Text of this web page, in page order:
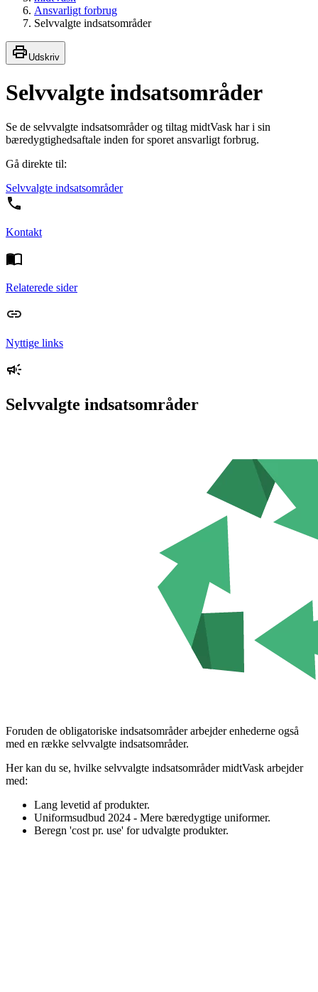
Ansvarligt forbrug
Selvvalgte indsatsområder
Udskriv
Selvvalgte indsatsområder
Se de selvvalgte indsatsområder og tiltag midtVask har i sin
bæredygtighedsaftale inden for sporet ansvarligt forbrug.
Gå direkte til:
Selvvalgte indsatsområder
Kontakt
Relaterede sider
Nyttige links
Selvvalgte indsatsområder
Foruden de obligatoriske indsatsområder arbejder enhederne også
med en række selvvalgte indsatsområder.
Her kan du se, hvilke selvvalgte indsatsområder midtVask arbejder
med:
Lang levetid af produkter.
Uniformsudbud 2024 - Mere bæredygtige uniformer.
Beregn 'cost pr. use' for udvalgte produkter.